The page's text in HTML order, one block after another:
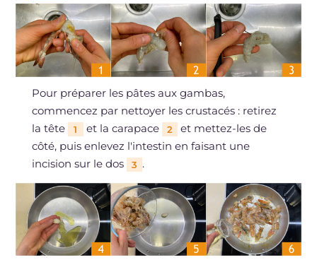
Pour préparer les pâtes aux gambas,
commencez par nettoyer les crustacés : retirez
la tête
1 et la carapace 2
et mettez-les de
côté, puis enlevez l'intestin en faisant une
incision sur le dos
3 .